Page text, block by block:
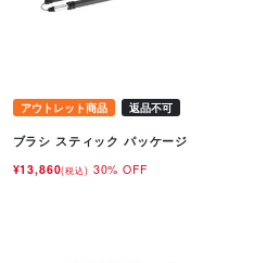
アウトレット商品 返品不可
ブラシ スティック パッケージ
¥13,860(税込) 30% OFF